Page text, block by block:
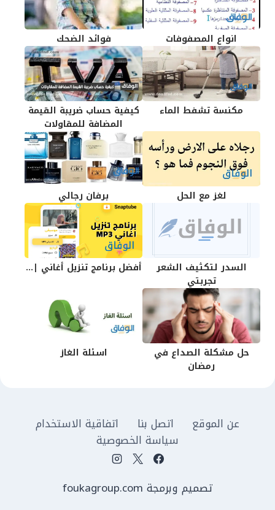
انواع المصفوفات فوائد الضحك
مكنسة تشفط الماء
كيفية حساب ضريبة القيمة
المضافة للمقاولات
لغز مع الحل برفان رجالي
السدر لتكثيف الشعر
تجربتي
أفضل برنامج تنزيل أغاني |...
حل مشكلة الصداع في
رمضان
اسئلة الغاز
عن الموقع اتصل بنا
اتفاقية الاستخدام
سياسة الخصوصية
تصميم وبرمجة foukagroup.com